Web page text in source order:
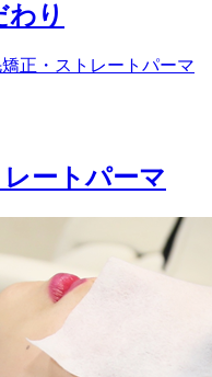
り
ートパーマ